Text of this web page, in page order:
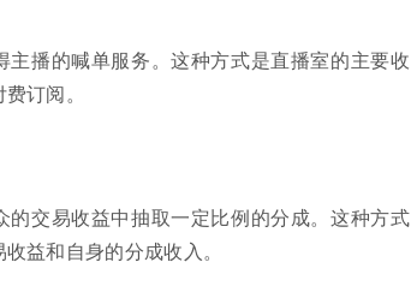
播的喊单服务。这种方式是直播室的主要收
订阅。
交易收益中抽取一定比例的分成。这种方式
益和自身的分成收入。